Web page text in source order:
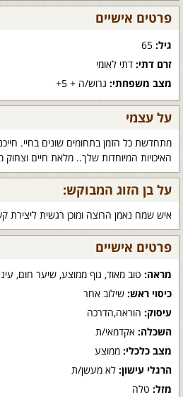
פרטים אישיים
גיל:
זרם דתי: דתי לאומי
מצב משפחתי: גרוש/ה + 5+
על עצמי
מתחדשת כל הזמן בתחומים שונים בחיי.
האיכויות המיוחדות שלך.. מלאת חיים
על בן הזוג המבוקש:
איש שמח נאמן הרוצה ומוכן רגשית ליצירת
פרטים אישיים
מראה: טוב מאוד, גוף ממוצע, שיער חום,
כיסוי ראש: שילוב אחר
עיסוק: הוראה,הדרכה
השכלה: אקדמאי/ת
מצב כלכלי: ממוצע
הרגלי עישון: לא מעשן/ת
מזל: טלה